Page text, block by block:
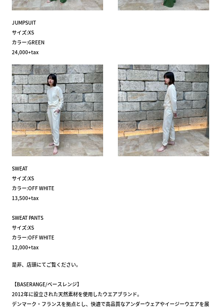
JUMPSUIT
サイズ:XS
カラー:GREEN
24,000+tax
SWEAT
サイズ:XS
カラー:OFF WHITE
13,500+tax
SWEAT PANTS
サイズ:XS
カラー:OFF WHITE
12,000+tax
是非、店頭にてご覧ください。
【BASERANGE/ベースレンジ】
2012年に設立された天然素材を使用したウエアブランド。
デンマーク・フランスを拠点とし、快適で高品質なアンダーウェアやイージーウエアを展